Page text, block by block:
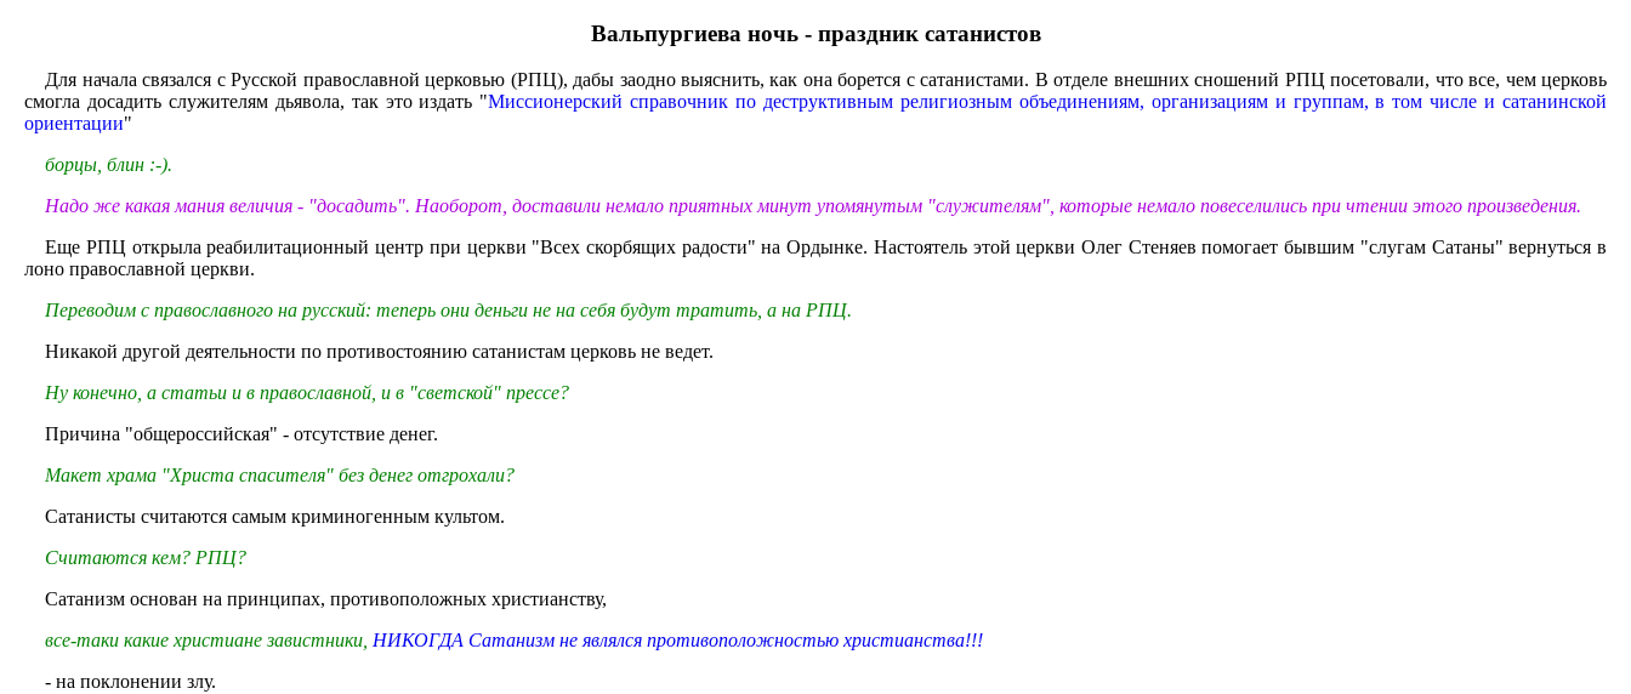
Вальпургиева ночь - праздник сатанистов
Для начала связался с Русской православной церковью (РПЦ), дабы заодно выяснить, как она борется с сатанистами. В отделе внешних сношений РПЦ посетовали, что все, чем церковь
смогла досадить служителям дьявола, так это издать "Миссионерский справочник по деструктивным религиозным объединениям, организациям и группам, в том числе и сатанинской
ориентации"
борцы, блин :-).
Надо же какая мания величия - "досадить". Наоборот, доставили немало приятных минут упомянутым "служителям", которые немало повеселились при чтении этого произведения.
Еще РПЦ открыла реабилитационный центр при церкви "Всех скорбящих радости" на Ордынке. Настоятель этой церкви Олег Стеняев помогает бывшим "слугам Сатаны" вернуться в
лоно православной церкви.
Переводим с православного на русский: теперь они деньги не на себя будут тратить, а на РПЦ.
Никакой другой деятельности по противостоянию сатанистам церковь не ведет.
Ну конечно, а статьи и в православной, и в "светской" прессе?
Причина "общероссийская" - отсутствие денег.
Макет храма "Христа спасителя" без денег отгрохали?
Сатанисты считаются самым криминогенным культом.
Считаются кем? РПЦ?
Сатанизм основан на принципах, противоположных христианству,
все-таки какие христиане завистники, НИКОГДА Сатанизм не являлся противоположностью христианства!!!
- на поклонении злу.